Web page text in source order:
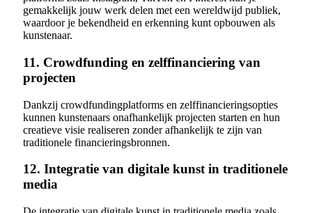
gemakkelijk jouw werk delen met een wereldwijd publiek,
waardoor je bekendheid en erkenning kunt opbouwen als
kunstenaar.
11. Crowdfunding en zelffinanciering van
projecten
Dankzij crowdfundingplatforms en zelffinancieringsopties
kunnen kunstenaars onafhankelijk projecten starten en hun
creatieve visie realiseren zonder afhankelijk te zijn van
traditionele financieringsbronnen.
12. Integratie van digitale kunst in traditionele
media